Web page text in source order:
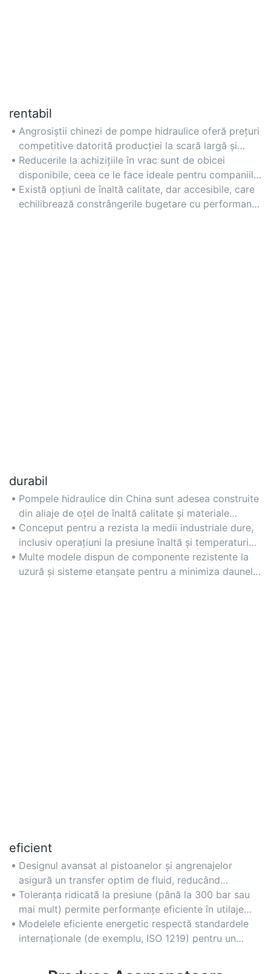
rentabil
Angrosiștii chinezi de pompe hidraulice oferă prețuri
competitive datorită producției la scară largă și
costurilor de producție mai mici.
Reducerile la achizițiile în vrac sunt de obicei
disponibile, ceea ce le face ideale pentru companiile
care doresc economii la echipamentele industriale.
Există opțiuni de înaltă calitate, dar accesibile, care
echilibrează constrângerile bugetare cu performanțe
durabil
Pompele hidraulice din China sunt adesea construite
din aliaje de oțel de înaltă calitate și materiale
rezistente la coroziune pentru o durată de viață
extinsă.
Conceput pentru a rezista la medii industriale dure,
inclusiv operațiuni la presiune înaltă și temperaturi
extreme.
Multe modele dispun de componente rezistente la
uzură și sisteme etanșate pentru a minimiza daunele
eficient
Designul avansat al pistoanelor și angrenajelor
asigură un transfer optim de fluid, reducând
pierderile de energie și timpii de nefuncționare.
Toleranța ridicată la presiune (până la 300 bar sau
mai mult) permite performanțe eficiente în utilaje
grele și echipamente de construcții.
Modelele eficiente energetic respectă standardele
internaționale (de exemplu, ISO 1219) pentru un
reduse.